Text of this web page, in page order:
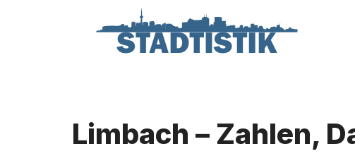
Limbach – Zahlen,